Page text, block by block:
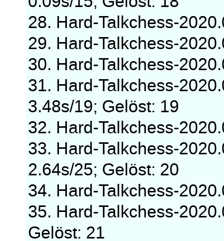
28. Hard-Talkchess-
29. Hard-Talkchess-
30. Hard-Talkchess-
31. Hard-Talkchess-
3.48s/19; Gelöst: 19
32. Hard-Talkchess-
33. Hard-Talkchess-
2.64s/25; Gelöst: 20
34. Hard-Talkchess-
35. Hard-Talkchess-
Gelöst: 21